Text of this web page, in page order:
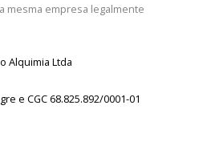
mesma empresa legalmente
Alquimia Ltda
e CGC 68.825.892/0001-01